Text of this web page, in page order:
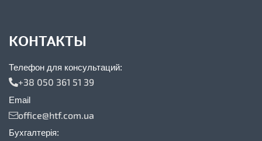
КОНТАКТЫ
Телефон для консультаций:
+38 050 361 51 39
Email
office@htf.com.ua
Бухгалтерія: